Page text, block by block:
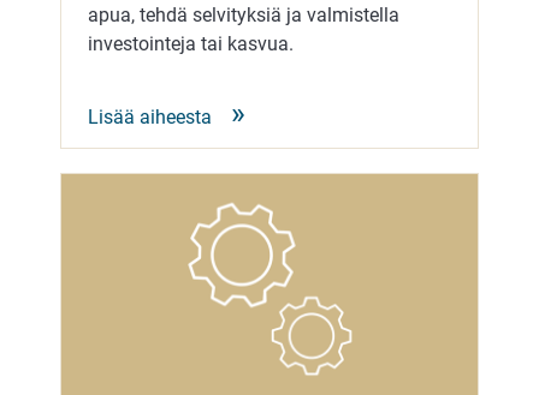
apua, tehdä selvityksiä ja valmistella
investointeja tai kasvua.
Lisää aiheesta